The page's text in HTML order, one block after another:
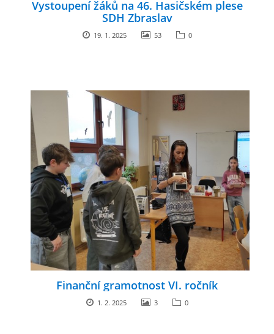
Vystoupení žáků na 46. Hasičském plese
SDH Zbraslav
19. 1. 2025 53 0
Finanční gramotnost VI. ročník
1. 2. 2025 3 0